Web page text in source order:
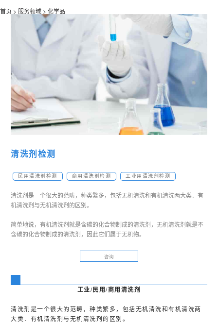
首页 > 服务领域 > 化学品
清洗剂检测
民用清洗剂检测 商用清洗剂检测 工业用清洗剂检测
清洗剂是一个很大的范畴，种类繁多，包括无机清洗和有机清洗两大类．有
机清洗剂与无机清洗剂的区别。
简单地说，有机清洗剂就是含碳的化合物制成的清洗剂，无机清洗剂就是不
含碳的化合物制成的清洗剂，因此它们属于无机物。
咨询
工业/民用/商用清洗剂
清洗剂是一个很大的范畴，种类繁多，包括无机清洗和有机清洗两
大类．有机清洗剂与无机清洗剂的区别。